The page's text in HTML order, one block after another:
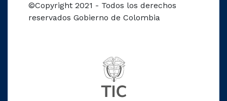
©Copyright 2021 - Todos los derechos
reservados Gobierno de Colombia